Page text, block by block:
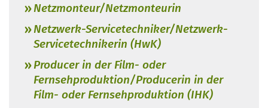
Netzmonteur/Netzmonteurin
Netzwerk-Servicetechniker/Netzwerk-
Servicetechnikerin (HwK)
Producer in der Film- oder
Fernsehproduktion/Producerin in der
Film- oder Fernsehproduktion (IHK)